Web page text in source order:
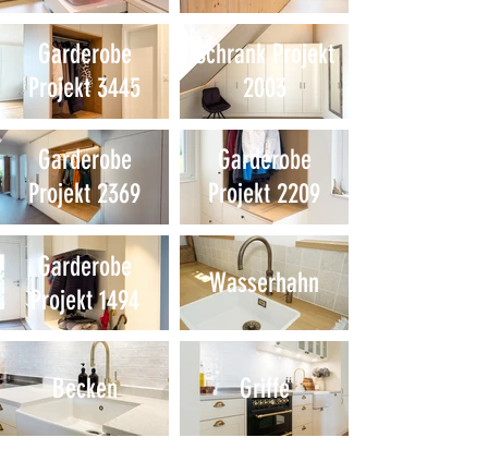
Garderobe
Projekt 3445
Schrank Projekt
2003
Garderobe
Projekt 2369
Garderobe
Projekt 2209
Garderobe
Projekt 1494
Wasserhahn
Becken Griffe